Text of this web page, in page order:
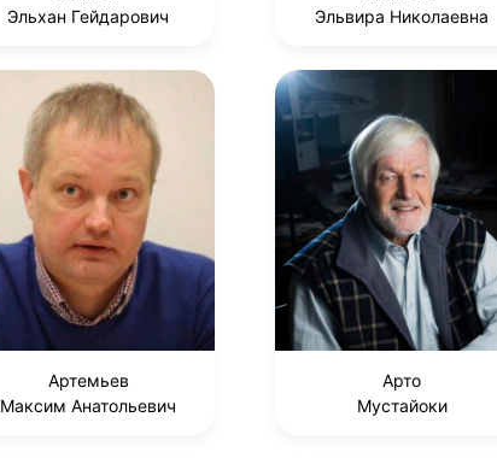
Эльхан Гейдарович
Эльвира Николаевна
Артемьев
Максим Анатольевич
Арто
Мустайоки